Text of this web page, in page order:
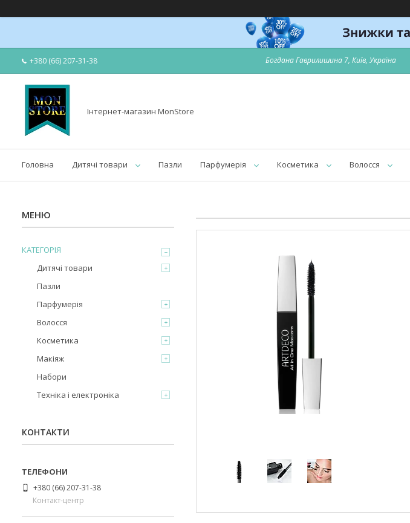
+380 (66) 207-31-38 Богдана Гаврилишина 7, Київ, Україна
Інтернет-магазин MonStore
Головна Дитячі товари Пазли Парфумерія Косметика Волосся
КАТЕГОРІЯ
Дитячі товари
Пазли
Парфумерія
Волосся
Косметика
Макіяж
Набори
Техніка і електроніка
КОНТАКТИ
+380 (66) 207-31-38
Контакт-центр